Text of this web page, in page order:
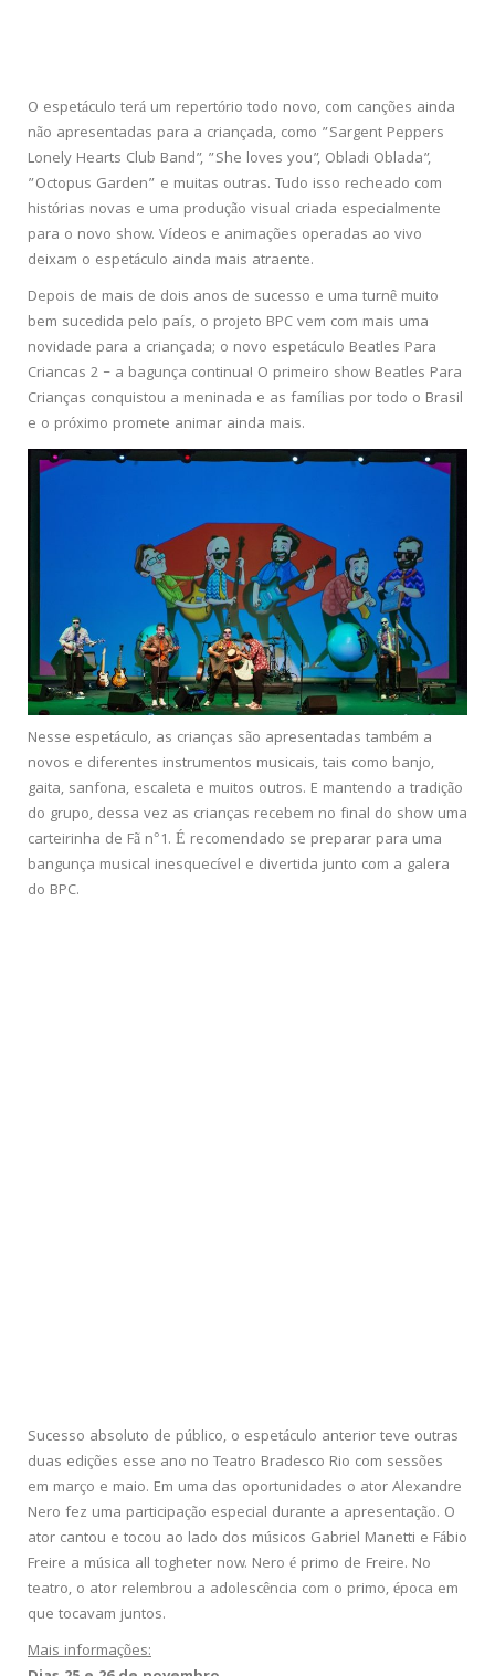
O espetáculo terá um repertório todo novo, com canções ainda
não apresentadas para a criançada, como ”Sargent Peppers
Lonely Hearts Club Band”, ”She loves you”, Obladi Oblada”,
”Octopus Garden” e muitas outras. Tudo isso recheado com
histórias novas e uma produção visual criada especialmente
para o novo show. Vídeos e animações operadas ao vivo
deixam o espetáculo ainda mais atraente.
Depois de mais de dois anos de sucesso e uma turnê muito
bem sucedida pelo país, o projeto BPC vem com mais uma
novidade para a criançada; o novo espetáculo Beatles Para
Criancas 2 – a bagunça continua! O primeiro show Beatles Para
Crianças conquistou a meninada e as famílias por todo o Brasil
e o próximo promete animar ainda mais.
Nesse espetáculo, as crianças são apresentadas também a
novos e diferentes instrumentos musicais, tais como banjo,
gaita, sanfona, escaleta e muitos outros. E mantendo a tradição
do grupo, dessa vez as crianças recebem no final do show uma
carteirinha de Fã n°1. É recomendado se preparar para uma
bangunça musical inesquecível e divertida junto com a galera
do BPC.
Sucesso absoluto de público, o espetáculo anterior teve outras
duas edições esse ano no Teatro Bradesco Rio com sessões
em março e maio. Em uma das oportunidades o ator Alexandre
Nero fez uma participação especial durante a apresentação. O
ator cantou e tocou ao lado dos músicos Gabriel Manetti e Fábio
Freire a música all togheter now. Nero é primo de Freire. No
teatro, o ator relembrou a adolescência com o primo, época em
que tocavam juntos.
Mais informações: